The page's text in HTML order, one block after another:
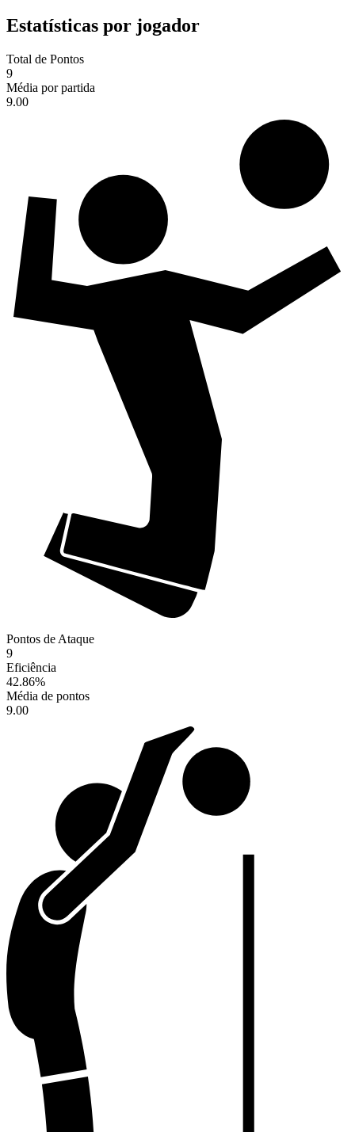
Estatísticas por jogador
Total de Pontos
9
Média por partida
9.00
Pontos de Ataque
9
Eficiência
42.86%
Média de pontos
9.00